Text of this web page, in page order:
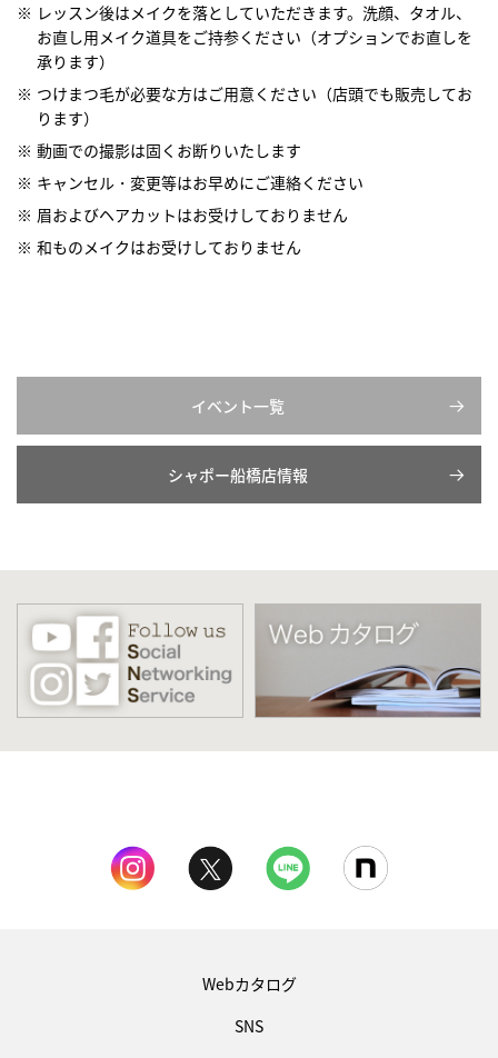
レッスン後はメイクを落としていただきます。洗顔、タオル、
お直し用メイク道具をご持参ください（オプションでお直しを
承ります）
つけまつ毛が必要な方はご用意ください（店頭でも販売してお
ります）
動画での撮影は固くお断りいたします
キャンセル・変更等はお早めにご連絡ください
眉およびヘアカットはお受けしておりません
和ものメイクはお受けしておりません
イベント一覧
シャポー船橋店情報
Webカタログ
SNS